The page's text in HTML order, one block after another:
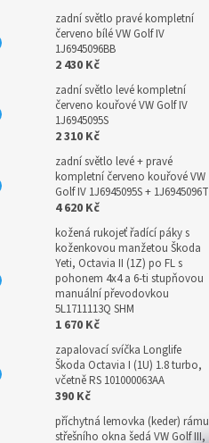
zadní světlo pravé kompletní
červeno bílé VW Golf IV
1J6945096BB
2 430 Kč
zadní světlo levé kompletní
červeno kouřové VW Golf IV
1J6945095S
2 310 Kč
zadní světlo levé + pravé
kompletní červeno kouřové VW
Golf IV 1J6945095S + 1J6945096T
4 620 Kč
kožená rukojeť řadící páky s
koženkovou manžetou Škoda
Yeti, Octavia II (1Z) po FL s
pohonem 4x4 a 6-ti stupňovou
manuální převodovkou
5L1711113Q SHM
1 670 Kč
zapalovací svíčka Longlife
Škoda Octavia I (1U) 1.8 turbo,
včetně RS 101000063AA
390 Kč
příchytná lemovka (keder) rámu
střešního okna šedá VW Golf III,